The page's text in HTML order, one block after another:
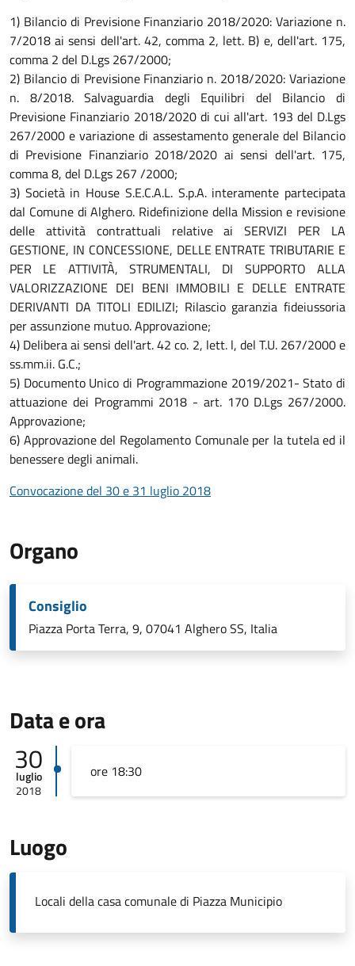
1) Bilancio di Previsione Finanziario 2018/2020: Variazione n.
7/2018 ai sensi dell'art. 42, comma 2, lett. B) e, dell'art. 175,
comma 2 del D.Lgs 267/2000;
2) Bilancio di Previsione Finanziario n. 2018/2020: Variazione
n. 8/2018. Salvaguardia degli Equilibri del Bilancio di
Previsione Finanziario 2018/2020 di cui all'art. 193 del D.Lgs
267/2000 e variazione di assestamento generale del Bilancio
di Previsione Finanziario 2018/2020 ai sensi dell'art. 175,
comma 8, del D.Lgs 267 /2000;
3) Società in House S.E.C.A.L. S.p.A. interamente partecipata
dal Comune di Alghero. Ridefinizione della Mission e revisione
delle attività contrattuali relative ai SERVIZI PER LA
GESTIONE, IN CONCESSIONE, DELLE ENTRATE TRIBUTARIE E
PER LE ATTIVITÀ, STRUMENTALI, DI SUPPORTO ALLA
VALORIZZAZIONE DEI BENI IMMOBILI E DELLE ENTRATE
DERIVANTI DA TITOLI EDILIZI; Rilascio garanzia fideiussoria
per assunzione mutuo. Approvazione;
4) Delibera ai sensi dell'art. 42 co. 2, lett. l, del T.U. 267/2000 e
ss.mm.ii. G.C.;
5) Documento Unico di Programmazione 2019/2021- Stato di
attuazione dei Programmi 2018 - art. 170 D.Lgs 267/2000.
Approvazione;
6) Approvazione del Regolamento Comunale per la tutela ed il
benessere degli animali.
Convocazione del 30 e 31 luglio 2018
Organo
Consiglio
Piazza Porta Terra, 9, 07041 Alghero SS, Italia
Data e ora
30
luglio
2018
ore 18:30
Luogo
Locali della casa comunale di Piazza Municipio